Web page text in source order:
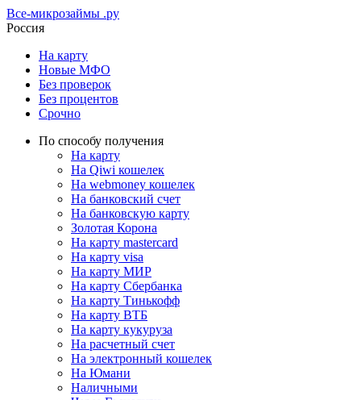
Все-микрозаймы .ру
Россия
На карту
Новые МФО
Без проверок
Без процентов
Срочно
По способу получения
На карту
На Qiwi кошелек
На webmoney кошелек
На банковский счет
На банковскую карту
Золотая Корона
На карту mastercard
На карту visa
На карту МИР
На карту Сбербанка
На карту Тинькофф
На карту ВТБ
На карту кукуруза
На расчетный счет
На электронный кошелек
На Юмани
Наличными